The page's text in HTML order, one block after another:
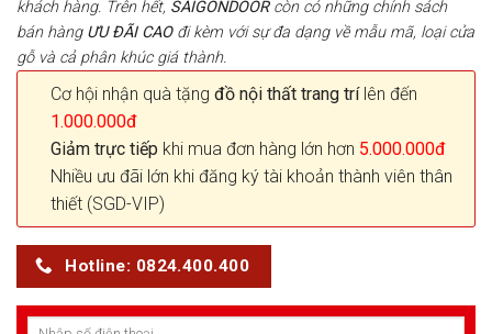
khách hàng. Trên hết, SAIGONDOORcòn có những chính sách
bán hàng ƯU ĐÃI CAO đi kèm với sự đa dạng về mẫu mã, loại cửa
gỗ và cả phân khúc giá thành.
Cơ hội nhận quà tặng đồ nội thất trang trílên đến
1.000.000đ
Giảm trực tiếp khi mua đơn hàng lớn hơn 5.000.000đ
Nhiều ưu đãi lớn khi đăng ký tài khoản thành viên thân
thiết (SGD-VIP)
Hotline: 0824.400.400